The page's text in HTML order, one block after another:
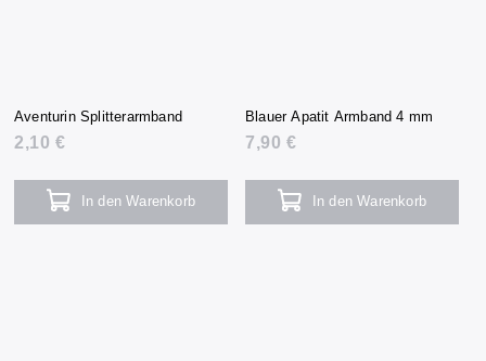
Aventurin Splitterarmband
2,10 €
In den Warenkorb
Blauer Apatit Armband 4 mm
7,90 €
In den Warenkorb